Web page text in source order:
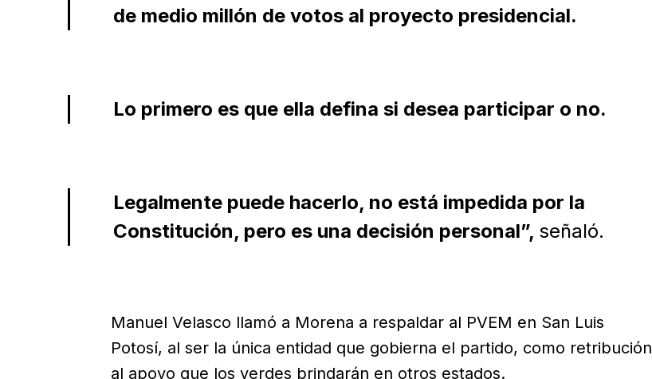
de medio millón de votos al proyecto presidencial.
Lo primero es que ella defina si desea participar o no.
Legalmente puede hacerlo, no está impedida por la
Constitución, pero es una decisión personal”, señaló.
Manuel Velasco llamó a Morena a respaldar al PVEM en San Luis
Potosí, al ser la única entidad que gobierna el partido, como retribución
al apoyo que los verdes brindarán en otros estados.